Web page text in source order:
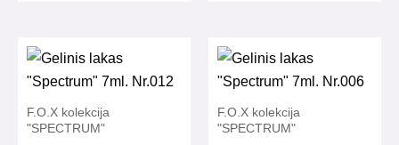
F.O.X kolekcija
"SPECTRUM"
F.O.X kolekcija
"SPECTRUM"